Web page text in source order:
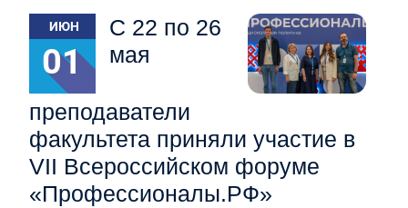
ИЮН
01
С 22 по 26
мая
преподаватели
факультета приняли участие в
VII Всероссийском форуме
«Профессионалы.РФ»